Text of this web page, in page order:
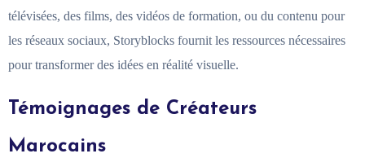
télévisées, des films, des vidéos de formation, ou du contenu pour
les réseaux sociaux, Storyblocks fournit les ressources nécessaires
pour transformer des idées en réalité visuelle.
Témoignages de Créateurs
Marocains